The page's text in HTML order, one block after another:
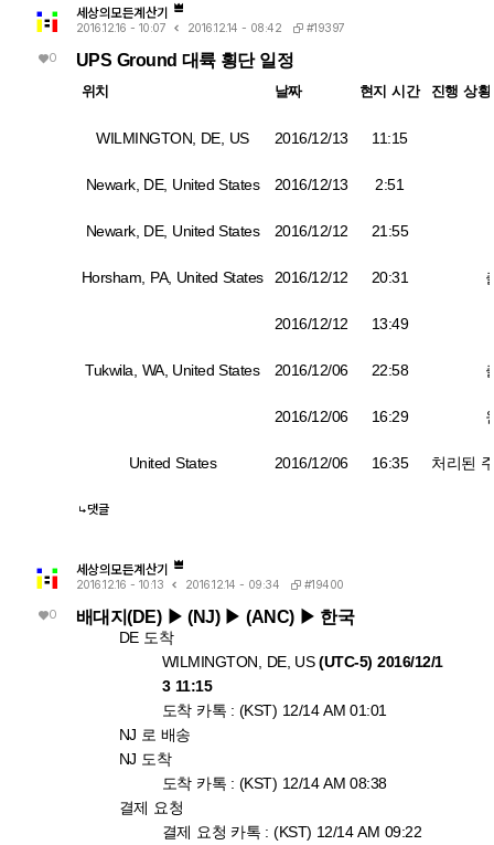
0
세상의모든계산기
2016.12.16 - 10:07 2016.12.14 - 08:42 #19397
UPS Ground 대륙 횡단 일정
위치 날짜 현지 시간 진행 상황
WILMINGTON, DE, US 2016/12/13 11:15
Newark, DE, United States 2016/12/13 2:51
Newark, DE, United States 2016/12/12 21:55
Horsham, PA, United States 2016/12/12 20:31
2016/12/12 13:49
Tukwila, WA, United States 2016/12/06 22:58
2016/12/06 16:29
United States 2016/12/06 16:35 처리된
댓글
0
세상의모든계산기
2016.12.16 - 10:13 2016.12.14 - 09:34 #19400
배대지(DE) ▶ (NJ) ▶ (ANC) ▶ 한국
DE 도착
WILMINGTON, DE, US(UTC-5)​ 2016/12/1
3 11:15
도착 카톡 : (KST) 12/14 AM 01:01
NJ 로 배송
NJ 도착
도착 카톡 : (KST) 12/14 AM 08:38
결제 요청
결제 요청 카톡 : (KST) 12/14 AM 09:22